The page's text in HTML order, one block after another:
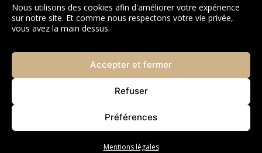
Nous utilisons des cookies afin d'améliorer votre expérience
sur notre site. Et comme nous respectons votre vie privée,
vous avez la main dessus.
Accepter et fermer
Refuser
Préférences
Mentions légales